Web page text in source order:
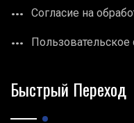
Согласие на
Быстрый Переход